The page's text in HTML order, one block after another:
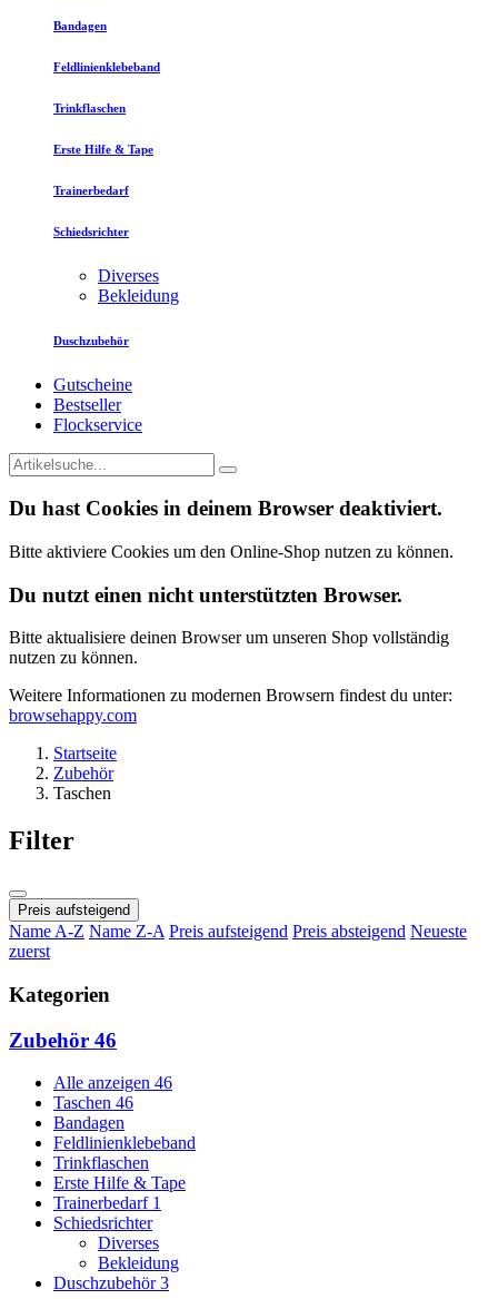
Bandagen
Feldlinienklebeband
Trinkflaschen
Erste Hilfe & Tape
Trainerbedarf
Schiedsrichter
Diverses
Bekleidung
Duschzubehör
Gutscheine
Bestseller
Flockservice
Du hast Cookies in deinem Browser deaktiviert.
Bitte aktiviere Cookies um den Online-Shop nutzen zu können.
Du nutzt einen nicht unterstützten Browser.
Bitte aktualisiere deinen Browser um unseren Shop vollständig
nutzen zu können.
Weitere Informationen zu modernen Browsern findest du unter:
browsehappy.com
Startseite
Zubehör
Taschen
Filter
Preis aufsteigend
Name A-Z Name Z-A Preis aufsteigend Preis absteigend Neueste
zuerst
Kategorien
Zubehör 46
Alle anzeigen 46
Taschen 46
Bandagen
Feldlinienklebeband
Trinkflaschen
Erste Hilfe & Tape
Trainerbedarf 1
Schiedsrichter
Diverses
Bekleidung
Duschzubehör 3